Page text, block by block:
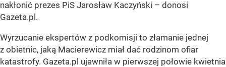
nakłonić prezes PiS Jarosław Kaczyński – donosi
Gazeta.pl.
Wyrzucanie ekspertów z podkomisji to złamanie jednej
z obietnic, jaką Macierewicz miał dać rodzinom ofiar
katastrofy. Gazeta.pl ujawniła w pierwszej połowie kwietnia